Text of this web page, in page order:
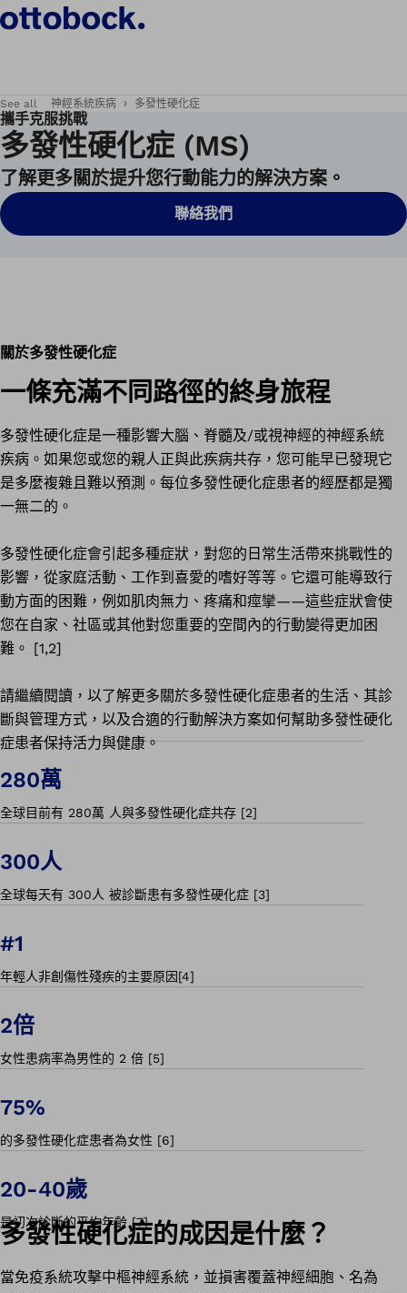
See all 神經系統疾病 多發性硬化症
攜手克服挑戰
多發性硬化症 (MS)
了解更多關於提升您行動能力的解決方案。
聯絡我們
關於多發性硬化症
一條充滿不同路徑的終身旅程
多發性硬化症是一種影響大腦、脊髓及/或視神經的神經系統
疾病。如果您或您的親人正與此疾病共存，您可能早已發現它
是多麼複雜且難以預測。每位多發性硬化症患者的經歷都是獨
一無二的。
多發性硬化症會引起多種症狀，對您的日常生活帶來挑戰性的
影響，從家庭活動、工作到喜愛的嗜好等等。它還可能導致行
動方面的困難，例如肌肉無力、疼痛和痙攣——這些症狀會使
您在自家、社區或其他對您重要的空間內的行動變得更加困
難。 [1,2]
請繼續閱讀，以了解更多關於多發性硬化症患者的生活、其診
斷與管理方式，以及合適的行動解決方案如何幫助多發性硬化
症患者保持活力與健康。
280萬
全球目前有 280萬 人與多發性硬化症共存 [2]
300人
全球每天有 300人 被診斷患有多發性硬化症 [3]
#1
年輕人非創傷性殘疾的主要原因[4]
2倍
女性患病率為男性的 2 倍 [5]
75%
的多發性硬化症患者為女性 [6]
20-40歲
是初次診斷的平均年齡 [7]
多發性硬化症的成因是什麼？
當免疫系統攻擊中樞神經系統，並損害覆蓋神經細胞、名為